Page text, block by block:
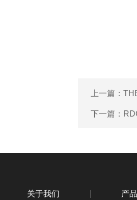
上一篇：
下一篇：
关于我们 产